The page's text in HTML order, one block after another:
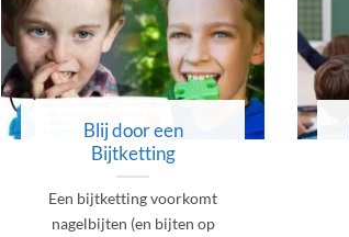
Blij door een
Bijtketting
Een bijtketting voorkomt
nagelbijten (en bijten op